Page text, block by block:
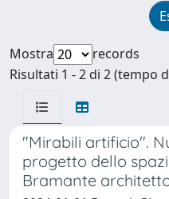
Mostra
records
Risultati 1 - 2 di 2 (tempo
"Mirabili artificio".
progetto dello
Bramante